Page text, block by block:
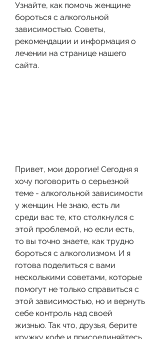
Узнайте, как помочь женщине
бороться с алкогольной
зависимостью. Советы,
рекомендации и информация о
лечении на странице нашего
сайта.
Привет, мои дорогие! Сегодня я
хочу поговорить о серьезной
теме - алкогольной зависимости
у женщин. Не знаю, есть ли
среди вас те, кто столкнулся с
этой проблемой, но если есть,
то вы точно знаете, как трудно
бороться с алкоголизмом. И я
готова поделиться с вами
несколькими советами, которые
помогут не только справиться с
этой зависимостью, но и вернуть
себе контроль над своей
жизнью. Так что, друзья, берите
кружку кофе и присоединяйтесь